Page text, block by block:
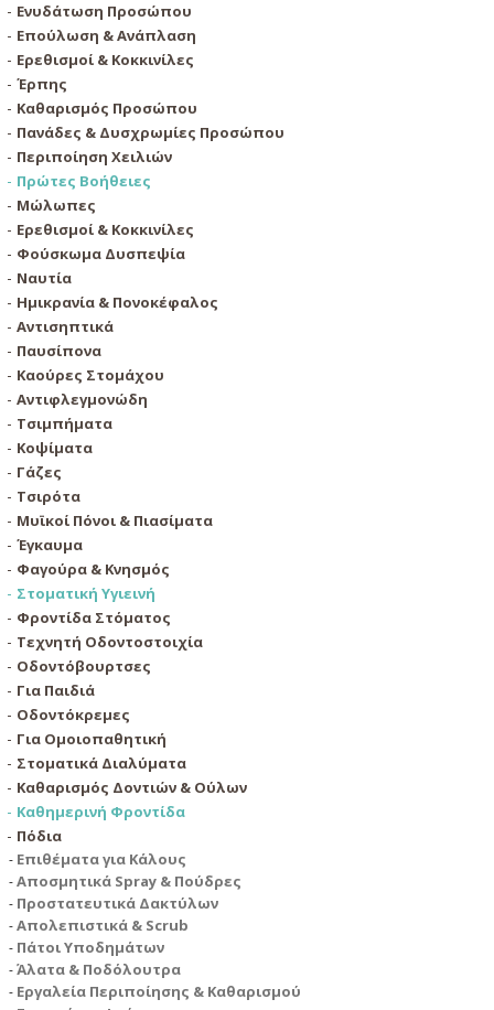
Ενυδάτωση Προσώπου
Επούλωση & Ανάπλαση
Ερεθισμοί & Κοκκινίλες
Έρπης
Καθαρισμός Προσώπου
Πανάδες & Δυσχρωμίες Προσώπου
Περιποίηση Χειλιών
Πρώτες Βοήθειες
Μώλωπες
Ερεθισμοί & Κοκκινίλες
Φούσκωμα Δυσπεψία
Ναυτία
Ημικρανία & Πονοκέφαλος
Αντισηπτικά
Παυσίπονα
Καούρες Στομάχου
Αντιφλεγμονώδη
Τσιμπήματα
Κοψίματα
Γάζες
Τσιρότα
Μυϊκοί Πόνοι & Πιασίματα
Έγκαυμα
Φαγούρα & Κνησμός
Στοματική Υγιεινή
Φροντίδα Στόματος
Τεχνητή Οδοντοστοιχία
Οδοντόβουρτσες
Για Παιδιά
Οδοντόκρεμες
Για Ομοιοπαθητική
Στοματικά Διαλύματα
Καθαρισμός Δοντιών & Ούλων
Καθημερινή Φροντίδα
Πόδια
Επιθέματα για Κάλους
Αποσμητικά Spray & Πούδρες
Προστατευτικά Δακτύλων
Απολεπιστικά & Scrub
Πάτοι Υποδημάτων
Άλατα & Ποδόλουτρα
Εργαλεία Περιποίησης & Καθαρισμού